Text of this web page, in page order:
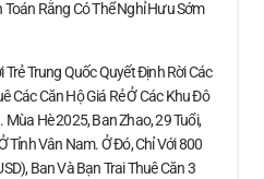
Toán Rằng Có Thể Nghỉ Hưu Sớm
Trung Quốc Quyết Định Rời Các
Các Căn Hộ Giá Rẻ Ở Các Khu Đô
Hè 2025, Ban Zhao, 29 Tuổi,
Tỉnh Vân Nam. Ở Đó, Chỉ Với 800
Ban Và Bạn Trai Thuê Căn 3